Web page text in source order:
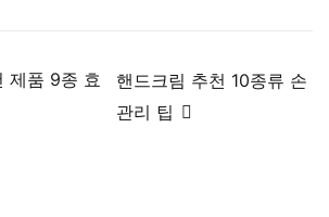
제품 9종 효
핸드크림 추천 10종류 손
관리 팁